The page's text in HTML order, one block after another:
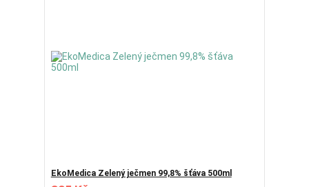
EkoMedica Zelený ječmen 99,8% šťáva 500ml